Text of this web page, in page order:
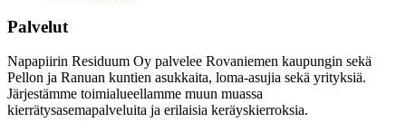
Palvelut
Napapiirin Residuum Oy palvelee Rovaniemen kaupungin sekä
Pellon ja Ranuan kuntien asukkaita, loma-asujia sekä yrityksiä.
Järjestämme toimialueellamme muun muassa
kierrätysasemapalveluita ja erilaisia keräyskierroksia.